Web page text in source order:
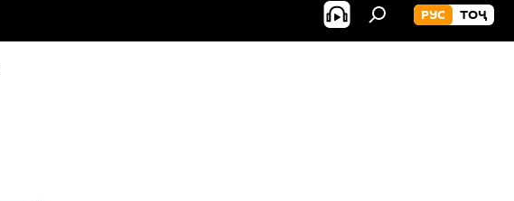
РУС ТОҶ